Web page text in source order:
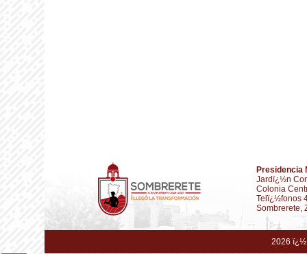
Presidencia
Jardï¿½n
Colonia
Telï¿½fonos
Sombrerete,
2026 ï¿½